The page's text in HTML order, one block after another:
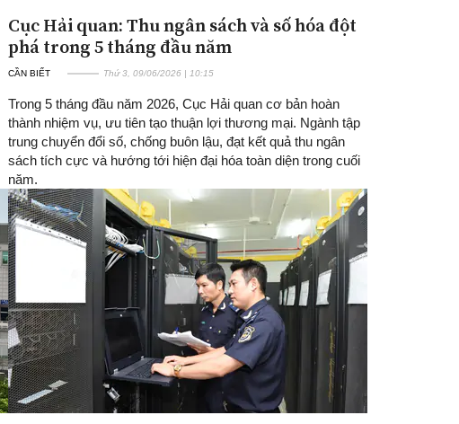
Cục Hải quan: Thu ngân sách và số hóa đột
phá trong 5 tháng đầu năm
CẦN BIẾT Thứ 3, 09/06/2026 | 10:15
Trong 5 tháng đầu năm 2026, Cục Hải quan cơ bản hoàn
thành nhiệm vụ, ưu tiên tạo thuận lợi thương mại. Ngành tập
trung chuyển đổi số, chống buôn lậu, đạt kết quả thu ngân
sách tích cực và hướng tới hiện đại hóa toàn diện trong cuối
năm.